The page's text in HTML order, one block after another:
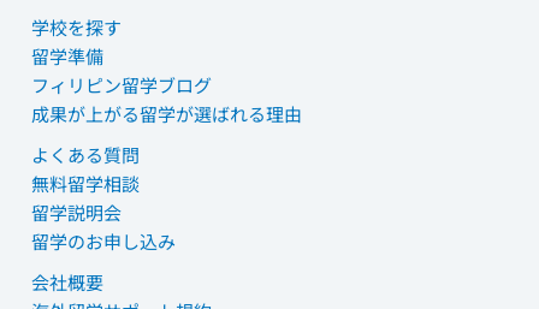
学校を探す
留学準備
フィリピン留学ブログ
成果が上がる留学が選ばれる理由
よくある質問
無料留学相談
留学説明会
留学のお申し込み
会社概要